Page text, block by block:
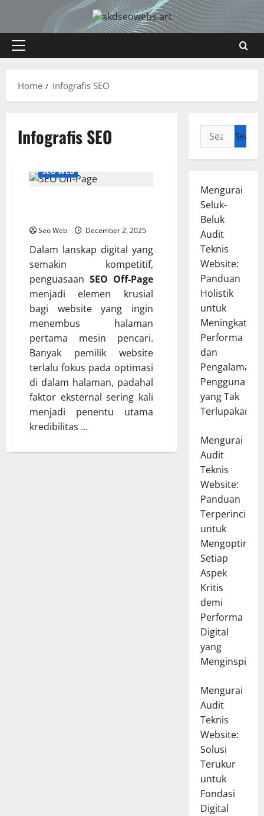
content
Primary
Home
Infografis SEO
Infografis SEO
SEO WEB
Seo Web December 2, 2025
Dalam lanskap digital yang
semakin kompetitif,
penguasaan SEO Off-Page
menjadi elemen krusial
bagi website yang ingin
menembus halaman
pertama mesin pencari.
Banyak pemilik website
terlalu fokus pada optimasi
di dalam halaman, padahal
faktor eksternal sering kali
menjadi penentu utama
kredibilitas …
Search
for:
Mengurai
Seluk-
Beluk
Audit
Teknis
Website:
Panduan
Holistik
untuk
Meningkatkan
Performa
dan
Pengalaman
Pengguna
yang Tak
Terlupakan
Mengurai
Audit
Teknis
Website:
Panduan
Terperinci
untuk
Setiap
Aspek
Kritis
demi
Performa
Digital
yang
Menginspirasi
Mengurai
Audit
Teknis
Website:
Solusi
Terukur
untuk
Fondasi
Digital